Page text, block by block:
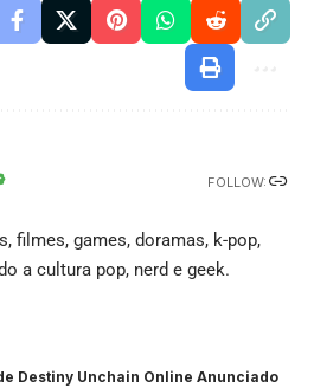
FOLLOW:
filmes, games, doramas, k-pop,
a cultura pop, nerd e geek.
Destiny Unchain Online Anunciado